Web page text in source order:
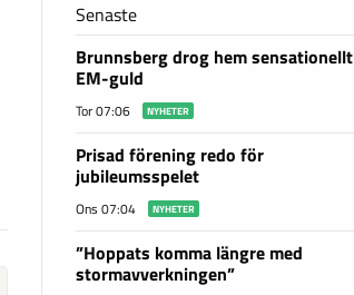
Senaste
Brunnsberg drog hem sensationellt
EM-guld
Tor 07:06 NYHETER
Prisad förening redo för
jubileumsspelet
Ons 07:04 NYHETER
”Hoppats komma längre med
stormavverkningen”